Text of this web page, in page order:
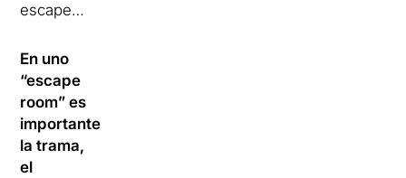
escape…
En uno
“escape
room” es
importante
la trama,
el